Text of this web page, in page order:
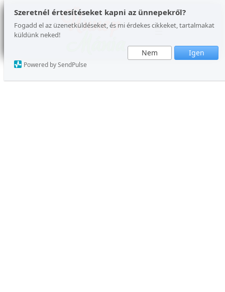
Szeretnél értesítéseket kapni az ünnepekről?
Fogadd el az üzenetküldéseket, és mi érdekes cikkeket, tartalmakat
küldünk neked!
Nem Igen
Powered by SendPulse
Ugrás
tartalomhoz